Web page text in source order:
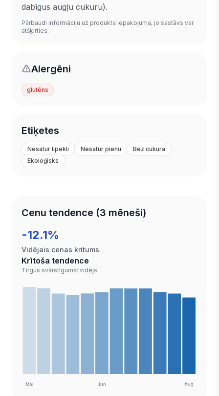
dabīgus augļu cukuru).
Pārbaudi informāciju uz produkta iepakojuma, jo sastāvs var
atšķirties.
Alergēni
glutēns
Etiķetes
Nesatur lipekli Nesatur pienu
Bez cukura
Ekoloģisks
Cenu tendence (3 mēneši)
-12.1%
Vidējais cenas kritums
Krītoša tendence
Tirgus svārstīgums: vidējs